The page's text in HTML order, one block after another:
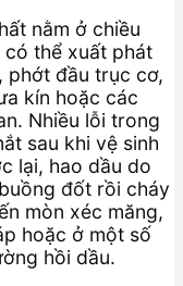
nằm ở chiều
có thể xuất phát
phớt đầu trục cơ,
kín hoặc các
Nhiều lỗi trong
sau khi vệ sinh
lại, hao dầu do
đốt rồi cháy
mòn xéc măng,
hoặc ở một số
hồi dầu.